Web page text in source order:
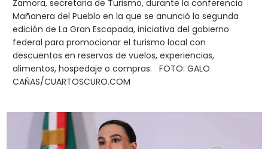
Zamora, secretaria de Turismo, durante la conferencia
Mañanera del Pueblo en la que se anunció la segunda
edición de La Gran Escapada, iniciativa del gobierno
federal para promocionar el turismo local con
descuentos en reservas de vuelos, experiencias,
alimentos, hospedaje o compras. FOTO: GALO
CAÑAS/CUARTOSCURO.COM